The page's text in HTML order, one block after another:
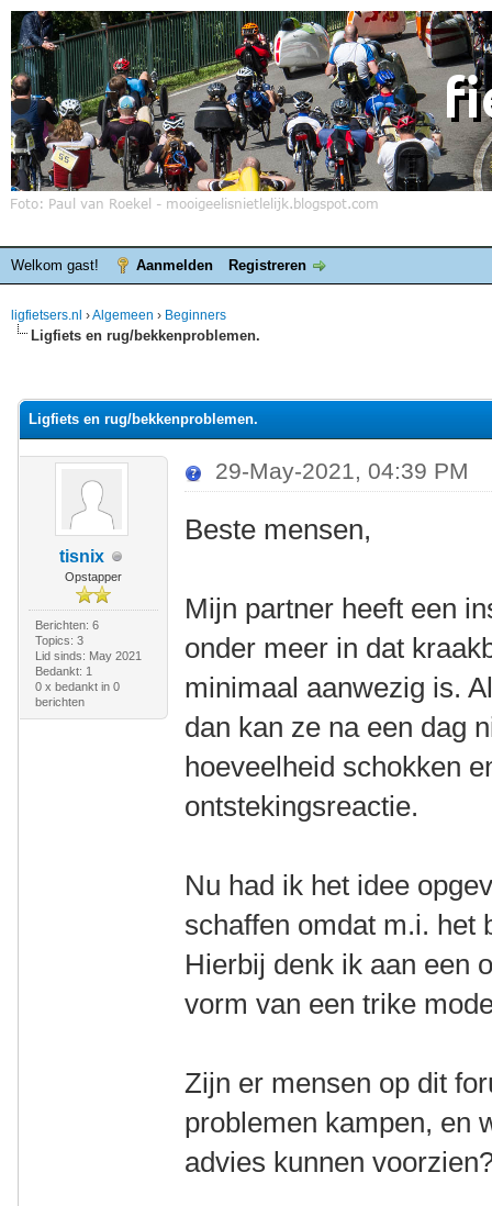
Welkom gast! Aanmelden Registreren
ligfietsers.nl ›Algemeen › Beginners
Ligfiets en rug/bekkenproblemen.
Ligfiets en rug/bekkenproblemen.
tisnix
Opstapper
Berichten: 6
Topics: 3
Lid sinds: May 2021
Bedankt: 1
0 x bedankt in 0
berichten
29-May-2021, 04:39 PM
Beste mensen,
Mijn partner heeft een
onder meer in dat
minimaal aanwezig is.
dan kan ze na een dag
hoeveelheid schokken
ontstekingsreactie.
Nu had ik het idee
schaffen omdat m.i. het
Hierbij denk ik aan een
vorm van een trike
Zijn er mensen op dit
problemen kampen, en
advies kunnen